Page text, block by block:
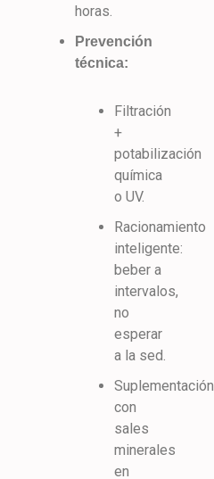
horas.
Prevención
técnica:
Filtración
+
potabilización
química
o UV.
Racionamiento
inteligente:
beber a
intervalos,
no
esperar
a la sed.
Suplementación
con
sales
minerales
en